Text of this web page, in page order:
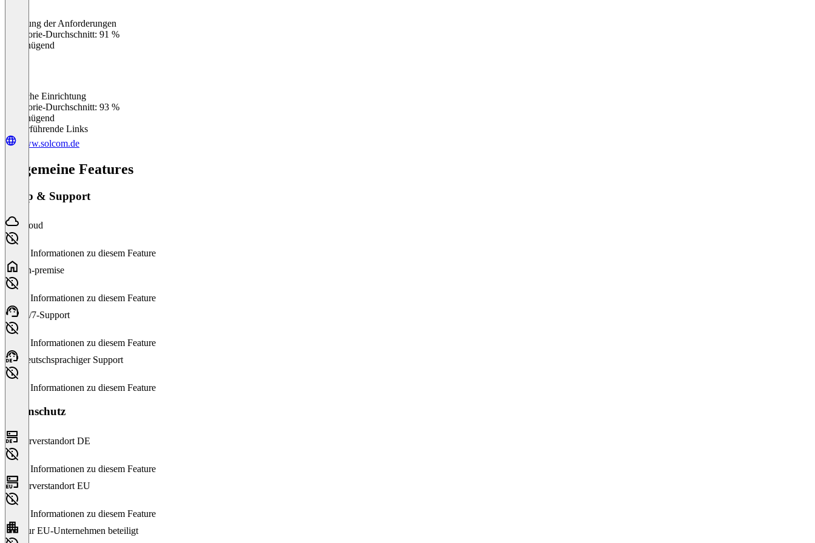
Erfüllung der Anforderungen
Kategorie-Durchschnitt: 91 %
Ungenügend
Einfache Einrichtung
Kategorie-Durchschnitt: 93 %
Ungenügend
Weiterführende Links
www.solcom.de
Allgemeine Features
Setup & Support
Cloud
Keine Informationen zu diesem Feature
On-premise
Keine Informationen zu diesem Feature
24/7-Support
Keine Informationen zu diesem Feature
Deutschsprachiger Support
Keine Informationen zu diesem Feature
Datenschutz
Serverstandort DE
Keine Informationen zu diesem Feature
Serverstandort EU
Keine Informationen zu diesem Feature
Nur EU-Unternehmen beteiligt